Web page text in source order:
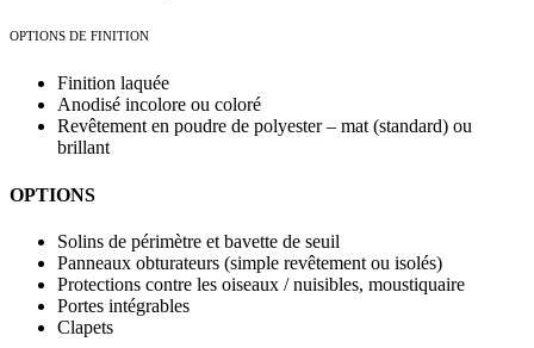
OPTIONS DE FINITION
Finition laquée
Anodisé incolore ou coloré
Revêtement en poudre de polyester – mat (standard) ou
brillant
OPTIONS
Solins de périmètre et bavette de seuil
Panneaux obturateurs (simple revêtement ou isolés)
Protections contre les oiseaux / nuisibles, moustiquaire
Portes intégrables
Clapets